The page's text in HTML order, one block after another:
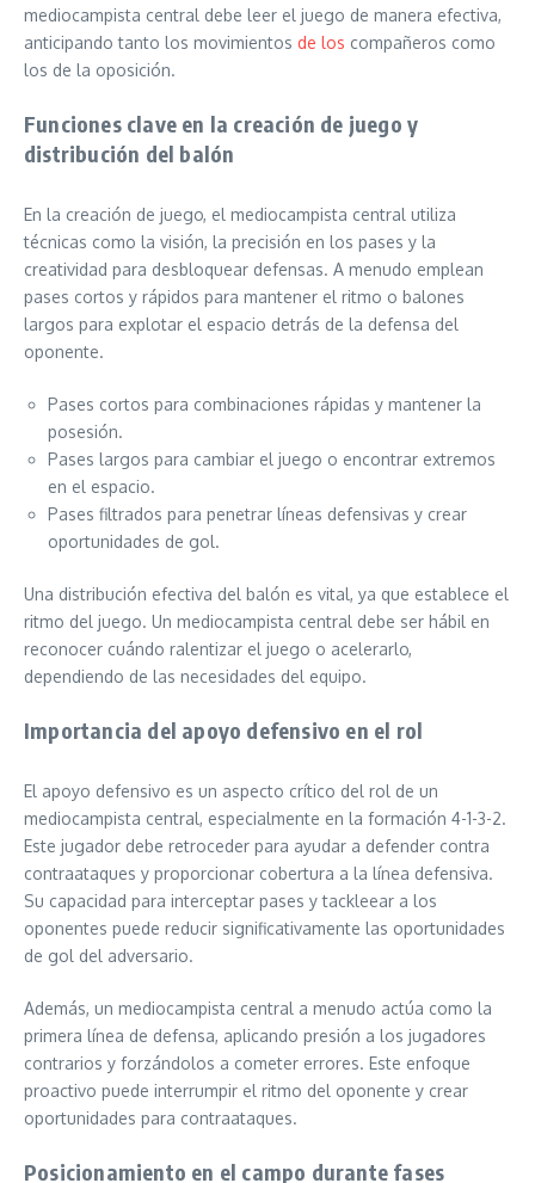
mediocampista central debe leer el juego de manera efectiva,
anticipando tanto los movimientos de los compañeros como
los de la oposición.
Funciones clave en la creación de juego y
distribución del balón
En la creación de juego, el mediocampista central utiliza
técnicas como la visión, la precisión en los pases y la
creatividad para desbloquear defensas. A menudo emplean
pases cortos y rápidos para mantener el ritmo o balones
largos para explotar el espacio detrás de la defensa del
oponente.
Pases cortos para combinaciones rápidas y mantener la
posesión.
Pases largos para cambiar el juego o encontrar extremos
en el espacio.
Pases filtrados para penetrar líneas defensivas y crear
oportunidades de gol.
Una distribución efectiva del balón es vital, ya que establece el
ritmo del juego. Un mediocampista central debe ser hábil en
reconocer cuándo ralentizar el juego o acelerarlo,
dependiendo de las necesidades del equipo.
Importancia del apoyo defensivo en el rol
El apoyo defensivo es un aspecto crítico del rol de un
mediocampista central, especialmente en la formación 4-1-3-2.
Este jugador debe retroceder para ayudar a defender contra
contraataques y proporcionar cobertura a la línea defensiva.
Su capacidad para interceptar pases y tackleear a los
oponentes puede reducir significativamente las oportunidades
de gol del adversario.
Además, un mediocampista central a menudo actúa como la
primera línea de defensa, aplicando presión a los jugadores
contrarios y forzándolos a cometer errores. Este enfoque
proactivo puede interrumpir el ritmo del oponente y crear
oportunidades para contraataques.
Posicionamiento en el campo durante fases